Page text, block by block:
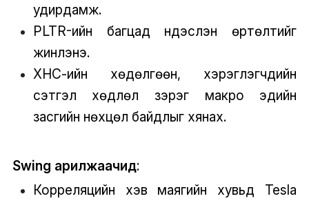
удирдамж.
PLTR-ийн багцад үндэслэн өртөлтийг
жинлэнэ.
ХНС-ийн хөдөлгөөн, хэрэглэгчдийн
сэтгэл хөдлөл зэрэг макро эдийн
засгийн нөхцөл байдлыг хянах.
Swing арилжаачид:
Корреляцийн хэв маягийн хувьд Tesla